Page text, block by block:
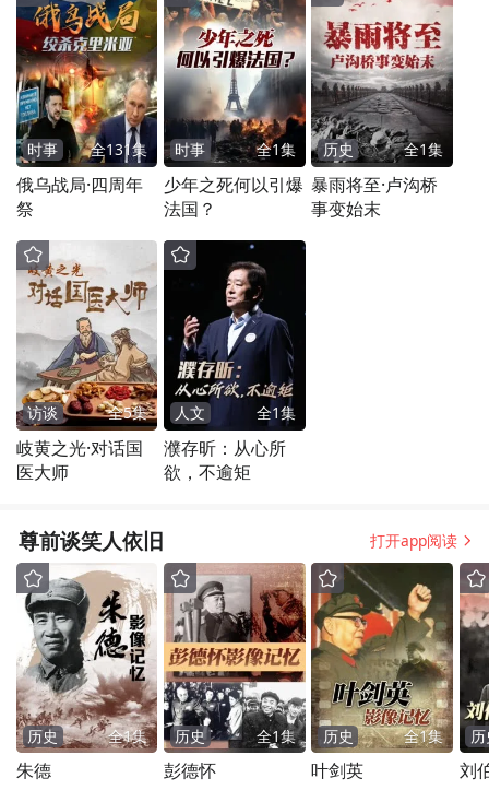
时事 全131集
俄乌战局·四周年
祭
时事 全1集
少年之死何以引爆
法国？
历史 全1集
暴雨将至·卢沟桥
事变始末
访谈 全5集
岐黄之光·对话国
医大师
人文 全1集
濮存昕：从心所
欲，不逾矩
尊前谈笑人依旧 打开app阅读
历史 全1集
朱德
历史 全1集
彭德怀
历史 全1集
叶剑英 刘